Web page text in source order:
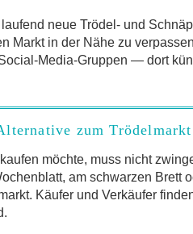
neue Trödel- und
Markt in der Nähe zu
Media-Gruppen — dort
zum Trödelmarkt
möchte, muss nicht
am schwarzen Brett
Käufer und Verkäufer